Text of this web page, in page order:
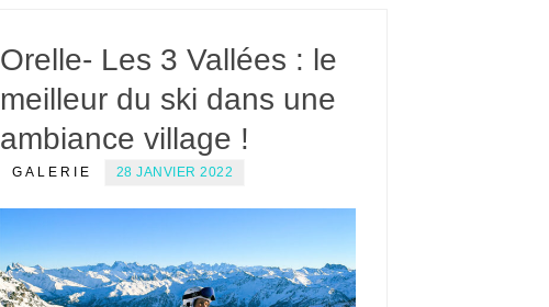
Orelle- Les 3 Vallées : le
meilleur du ski dans une
ambiance village !
GALERIE 28 JANVIER 2022